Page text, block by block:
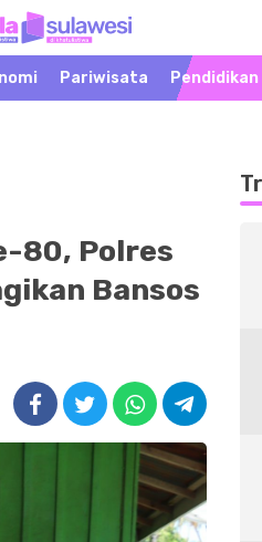
Sulawesi
di
Pariwisata Pendidikan
80, Polres
Bansos